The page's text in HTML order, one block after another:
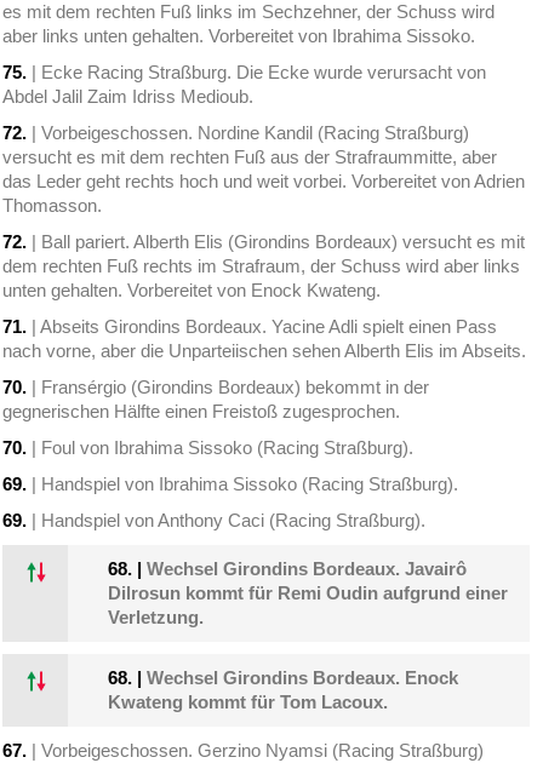
es mit dem rechten Fuß links im Sechzehner, der Schuss wird
aber links unten gehalten. Vorbereitet von Ibrahima Sissoko.
75. | Ecke Racing Straßburg. Die Ecke wurde verursacht von
Abdel Jalil Zaim Idriss Medioub.
72. | Vorbeigeschossen. Nordine Kandil (Racing Straßburg)
versucht es mit dem rechten Fuß aus der Strafraummitte, aber
das Leder geht rechts hoch und weit vorbei. Vorbereitet von Adrien
Thomasson.
72. | Ball pariert. Alberth Elis (Girondins Bordeaux) versucht es mit
dem rechten Fuß rechts im Strafraum, der Schuss wird aber links
unten gehalten. Vorbereitet von Enock Kwateng.
71. | Abseits Girondins Bordeaux. Yacine Adli spielt einen Pass
nach vorne, aber die Unparteiischen sehen Alberth Elis im Abseits.
70. | Fransérgio (Girondins Bordeaux) bekommt in der
gegnerischen Hälfte einen Freistoß zugesprochen.
70. | Foul von Ibrahima Sissoko (Racing Straßburg).
69. | Handspiel von Ibrahima Sissoko (Racing Straßburg).
69. | Handspiel von Anthony Caci (Racing Straßburg).
68. |Wechsel Girondins Bordeaux. Javairô
Dilrosun kommt für Remi Oudin aufgrund einer
Verletzung.
68. |Wechsel Girondins Bordeaux. Enock
Kwateng kommt für Tom Lacoux.
67. | Vorbeigeschossen. Gerzino Nyamsi (Racing Straßburg)